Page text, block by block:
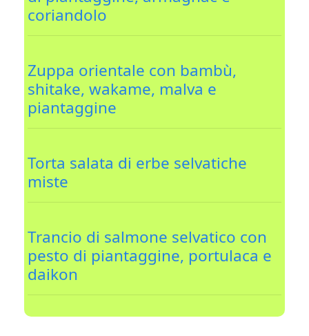
coriandolo
Zuppa orientale con bambù,
shitake, wakame, malva e
piantaggine
Torta salata di erbe selvatiche
miste
Trancio di salmone selvatico con
pesto di piantaggine, portulaca e
daikon